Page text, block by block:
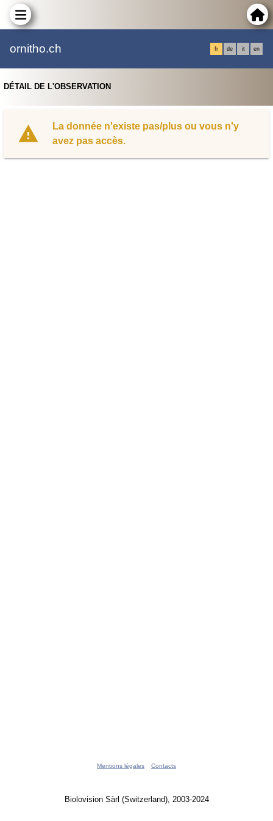
ornitho.ch fr de it en
DÉTAIL DE L'OBSERVATION
La donnée n'existe pas/plus ou vous n'y
avez pas accès.
Mentions légales Contacts
Biolovision Sàrl (Switzerland), 2003-2024